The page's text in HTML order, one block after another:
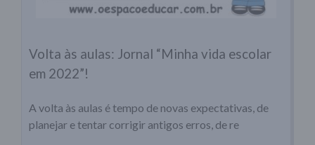
Volta às aulas: Jornal “Minha vida escolar
em 2022”!
A volta às aulas é tempo de novas expectativas, de
planejar e tentar corrigir antigos erros, de re